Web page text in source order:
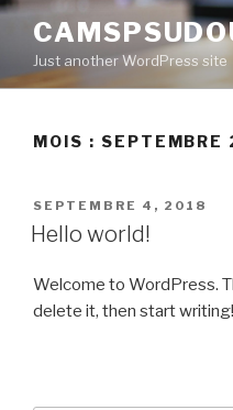
Aller
contenu
principal
Just another WordPress site
MOIS : SEPTEMBRE
PUBLIÉ
LE
SEPTEMBRE 4, 2018
Hello world!
Welcome to WordPress.
delete it, then start writing!